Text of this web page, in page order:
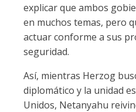
explicar que ambos
en muchos temas, pero
actuar conforme a sus
seguridad.
Así, mientras Herzog
diplomático y la unidad
Unidos, Netanyahu